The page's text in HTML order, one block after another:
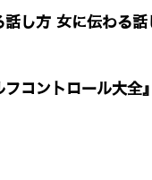
し方 女に伝わる話
コントロール大全』